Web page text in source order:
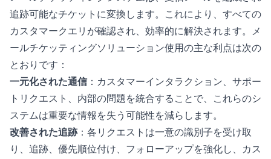
追跡可能なチケットに変換します。これにより、すべての
カスタマークエリが確認され、効率的に解決されます。メ
ールチケッティングソリューション使用の主な利点は次の
とおりです：
一元化された通信：カスタマーインタラクション、サポー
トリクエスト、内部の問題を統合することで、これらのシ
ステムは重要な情報を失う可能性を減らします。
改善された追跡：各リクエストは一意の識別子を受け取
り、追跡、優先順位付け、フォローアップを強化し、カス